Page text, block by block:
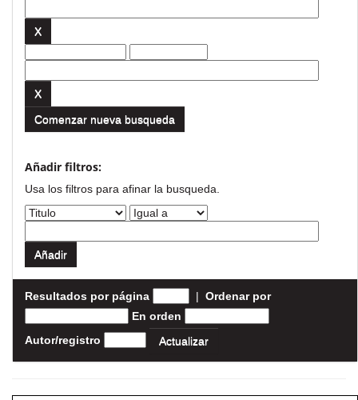
Comenzar nueva busqueda
Añadir filtros:
Usa los filtros para afinar la busqueda.
Resultados por página | Ordenar por
En orden
Autor/registro